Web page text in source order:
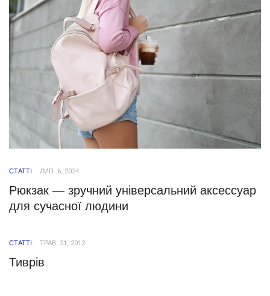
СТАТТІ ЛИП. 6, 2024
Рюкзак — зручний універсальний аксессуар
для сучасної людини
СТАТТІ ТРАВ. 21, 2012
Тиврів